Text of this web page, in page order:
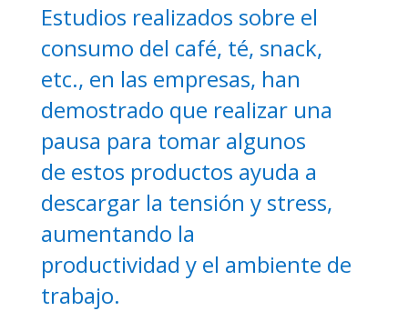
Estudios realizados sobre el
consumo del café, té, snack,
etc., en las empresas, han
demostrado que realizar una
pausa para tomar algunos
de estos productos ayuda a
descargar la tensión y stress,
aumentando la
productividad y el ambiente de
trabajo.